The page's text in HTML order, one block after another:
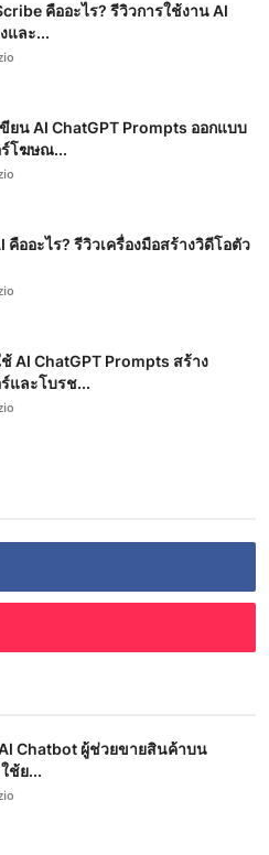
คืออะไร? รีวิวการใช้งาน AI
และ...
ยน AI ChatGPT Prompts ออกแบบ
ร์โฆษณ...
คืออะไร? รีวิวเครื่องมือสร้างวิดีโอตัว
AI ChatGPT Prompts สร้าง
และโบรช...
Chatbot ผู้ช่วยขายสินค้าบน
ช้ย...